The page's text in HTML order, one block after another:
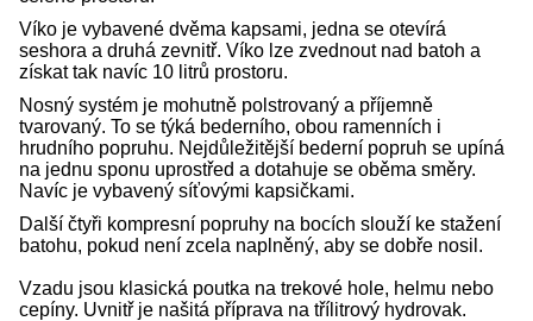
Víko je vybavené dvěma kapsami, jedna se otevírá
seshora a druhá zevnitř. Víko lze zvednout nad batoh a
získat tak navíc 10 litrů prostoru.
Nosný systém je mohutně polstrovaný a příjemně
tvarovaný. To se týká bederního, obou ramenních i
hrudního popruhu. Nejdůležitější bederní popruh se upíná
na jednu sponu uprostřed a dotahuje se oběma směry.
Navíc je vybavený síťovými kapsičkami.
Další čtyři kompresní popruhy na bocích slouží ke stažení
batohu, pokud není zcela naplněný, aby se dobře nosil.
Vzadu jsou klasická poutka na trekové hole, helmu nebo
cepíny. Uvnitř je našitá příprava na třílitrový hydrovak.